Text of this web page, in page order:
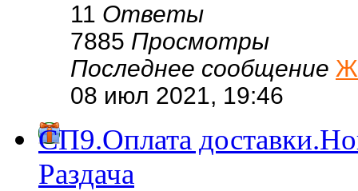
11 Ответы
7885 Просмотры
Последнее сообщение
08 июл 2021, 19:46
СП9.Оплата
Раздача